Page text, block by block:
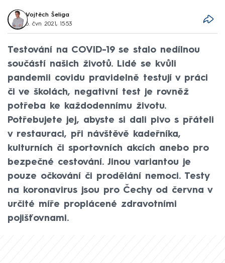
Vojtěch Šeliga
6. čvn 2021, 15:53
Testování na COVID-19 se stalo nedílnou
součástí našich životů. Lidé se kvůli
pandemii covidu pravidelně testují v práci
či ve školách, negativní test je rovněž
potřeba ke každodennímu životu.
Potřebujete jej, abyste si dali pivo s přáteli
v restauraci, při návštěvě kadeřníka,
kulturních či sportovních akcích anebo pro
bezpečné cestování. Jinou variantou je
pouze očkování či prodělání nemoci. Testy
na koronavirus jsou pro Čechy od června v
určité míře proplácené zdravotními
pojišťovnami.